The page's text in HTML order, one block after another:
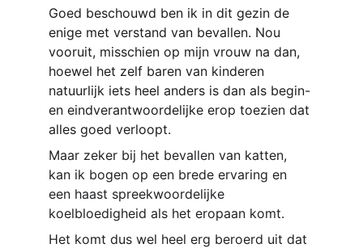
Goed beschouwd ben ik in dit gezin de
enige met verstand van bevallen. Nou
vooruit, misschien op mijn vrouw na dan,
hoewel het zelf baren van kinderen
natuurlijk iets heel anders is dan als begin-
en eindverantwoordelijke erop toezien dat
alles goed verloopt.
Maar zeker bij het bevallen van katten,
kan ik bogen op een brede ervaring en
een haast spreekwoordelijke
koelbloedigheid als het eropaan komt.
Het komt dus wel heel erg beroerd uit dat